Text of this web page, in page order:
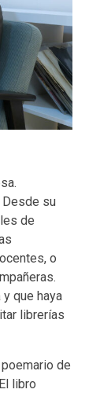
Desde su
de
o
que haya
librerías
de
El libro